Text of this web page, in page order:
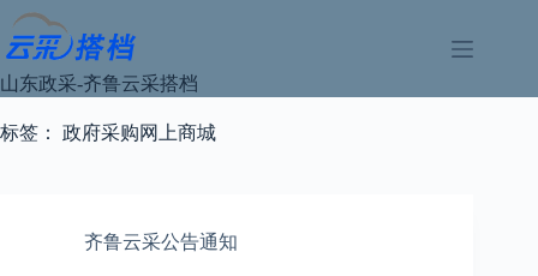
过
内
容
山东政采-齐鲁云采搭档
标签： 政府采购网上商城
齐鲁云采公告通知